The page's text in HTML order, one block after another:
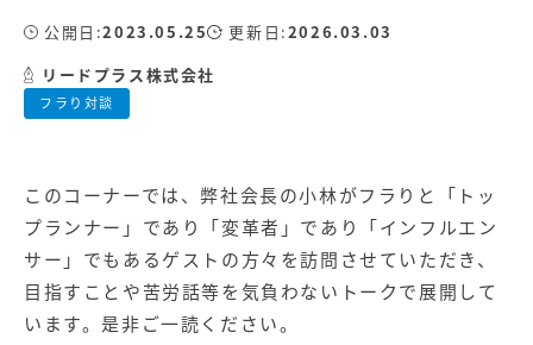
Web制作
マーケティングコンサルティング
Leadplus One
ボード
マーケティングサービスの製品
【店舗型ビジネス向け】エリ
ア
【金融機関向け】マーケティ
フラり対談
公開日:2023.05.25 更新日:2026.03.03
リードプラス株式会社
このコーナーでは、弊社会長の小林がフラりと「トッ
プランナー」であり「変革者」であり「インフルエン
サー」でもあるゲストの方々を訪問させていただき、
目指すことや苦労話等を気負わないトークで展開して
います。是非ご一読ください。